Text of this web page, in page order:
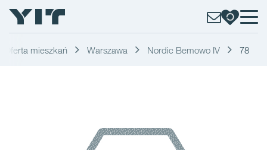
Oferta mieszkań Warszawa Nordic Bemowo IV 78